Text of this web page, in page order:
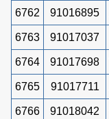
6762 91016895
6763 91017037
6764 91017698
6765 91017711
6766 91018042